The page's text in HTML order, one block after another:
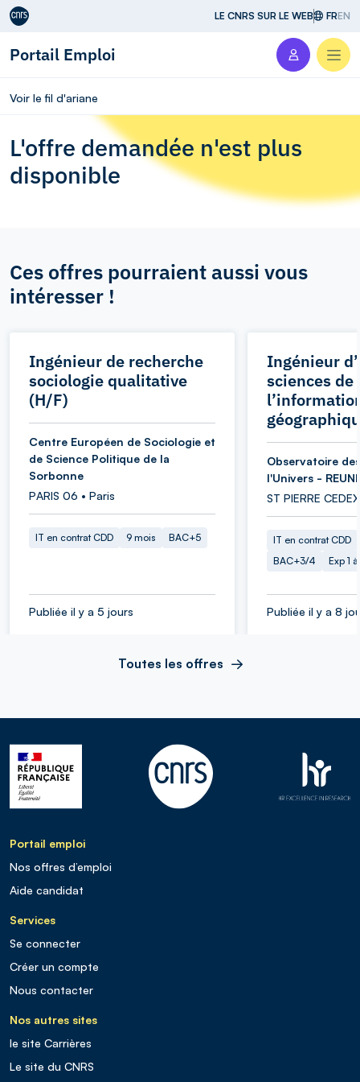
Aller au contenu LE CNRS SUR LE WEB FREN
Portail Emploi
Voir le fil d'ariane
L'offre demandée n'est plus
disponible
Ces offres pourraient aussi vous
intéresser !
Ingénieur de recherche
sociologie qualitative
(H/F)
Centre Européen de Sociologie et
de Science Politique de la
Sorbonne
PARIS 06 • Paris
IT en contrat CDD 9 mois BAC+5
Publiée il y a 5 jours
Ingénieur
sciences de
Observatoire
l'Univers -
ST PIERRE
IT en contrat CDD
BAC+3/4
Exp 1
Publiée il y a 8
Toutes les offres
Portail emploi
Nos offres d’emploi
Aide candidat
Services
Se connecter
Créer un compte
Nous contacter
Nos autres sites
le site Carrières
Le site du CNRS